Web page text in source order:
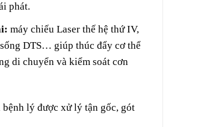
phát.
máy chiếu Laser thế hệ thứ IV,
DTS… giúp thúc đẩy cơ thể
di chuyển và kiểm soát cơn
lý được xử lý tận gốc, gót